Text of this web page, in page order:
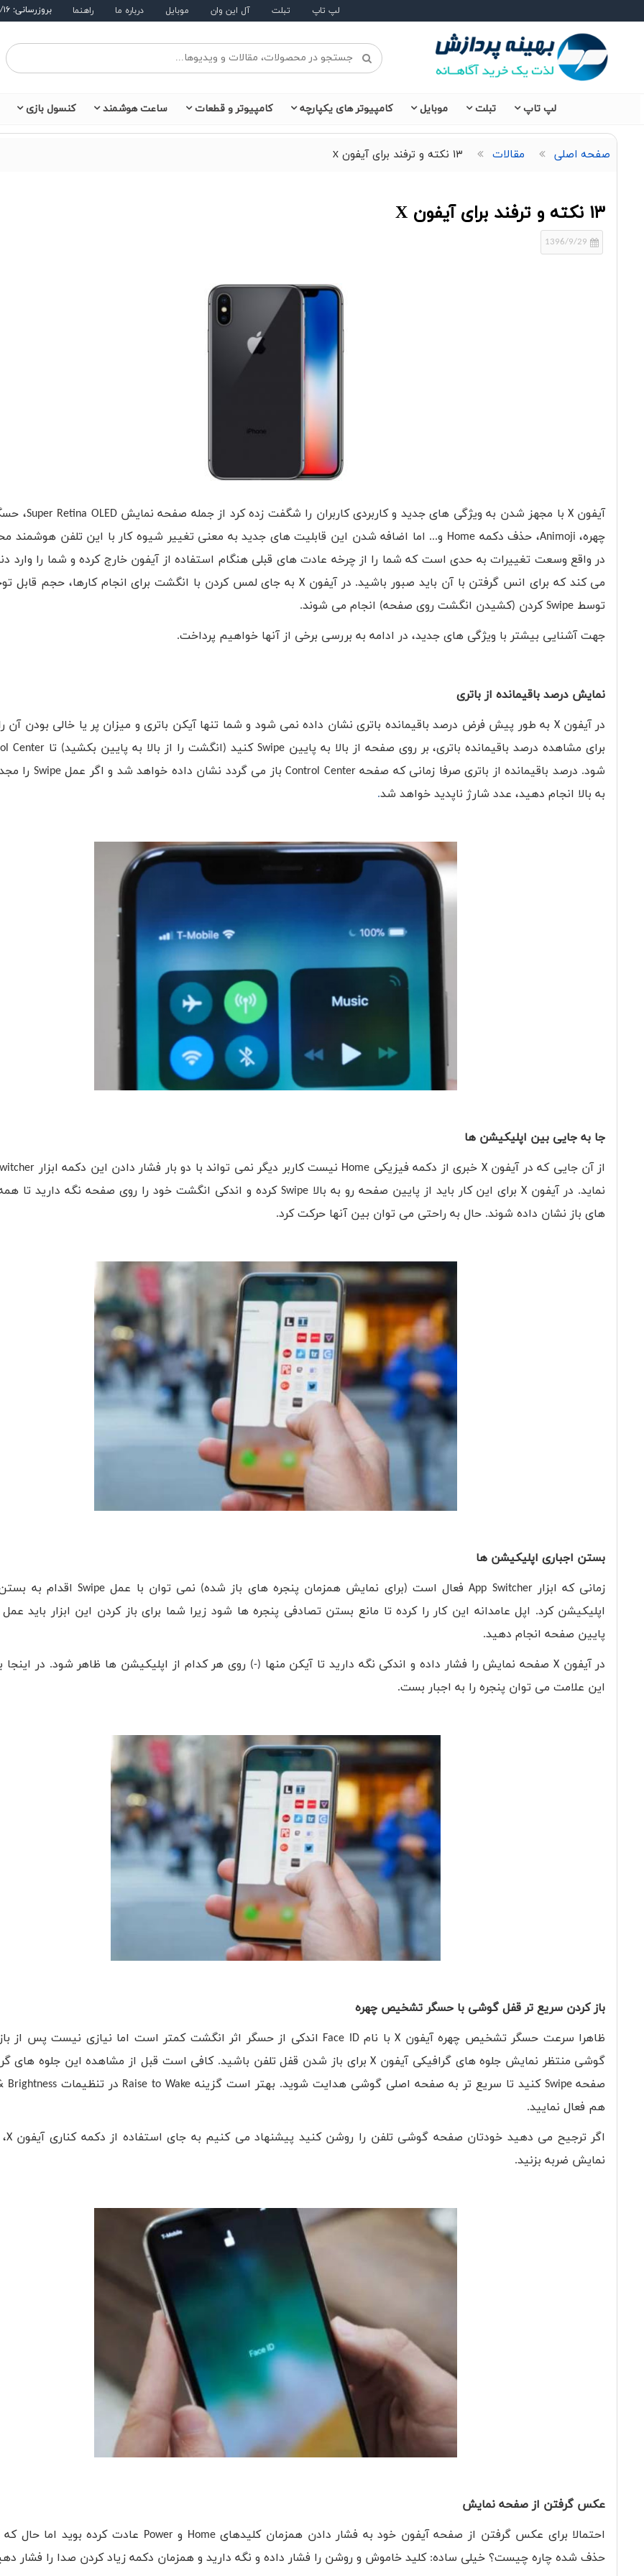
لپ تاپ تبلت آل این وان موبایل درباره ما راهنما بروزرسانی: ۱۴۰۵/۵/۱۶
لپ تاپ تبلت موبایل کامپیوتر های یکپارچه کامپیوتر و قطعات ساعت هوشمند کنسول بازی
صفحه اصلی مقالات ۱۳ نکته و ترفند برای آیفون X
۱۳ نکته و ترفند برای آیفون X
1396/9/29
آیفونX با مجهز شدن به ویژگی های جدید و کاربردی کاربران را شگفت زده کرد از جمله صفحه نمایشSuper Retina OLED،
چهره، Animoji، حذف دکمه Home و... اما اضافه شدن این قابلیت های جدید به معنی تغییر شیوه کار با این تلفن هوشمند
در واقع وسعت تغییرات به حدی است که شما را از چرخه عادت های قبلی هنگام استفاده از آیفون خارج کرده و شما را وارد
می کند که برای انس گرفتن با آن باید صبور باشید. در آیفون Xبه جای لمس کردن با انگشت برای انجام کارها، حجم قابل
توسط Swipeکردن (کشیدن انگشت روی صفحه) انجام می شوند.
جهت آشنایی بیشتر با ویژگی های جدید، در ادامه به بررسی برخی از آنها خواهیم پرداخت.
نمایش درصد باقیمانده از باتری
در آیفونX به طور پیش فرض درصد باقیمانده باتری نشان داده نمی شود و شما تنها آیکن باتری و میزان پر یا خالی بودن آن
برای مشاهده درصد باقیمانده باتری، بر روی صفحه از بالا به پایینSwipe کنید (انگشت را از بالا به پایین بکشید) تاCenter
شود. درصد باقیمانده از باتری صرفا زمانی که صفحهControl Centerباز می گردد نشان داده خواهد شد و اگر عملSwipe را
به بالا انجام دهید، عدد شارژ ناپدید خواهد شد.
جا به جایی بین اپلیکیشن ها
از آن جایی که در آیفونX خبری از دکمه فیزیکی Home نیست کاربر دیگر نمی تواند با دو بار فشار دادن این دکمه ابزار
نماید. در آیفون Xبرای این کار باید از پایین صفحه رو به بالاSwipe کرده و اندکی انگشت خود را روی صفحه نگه دارید تا
های باز نشان داده شوند. حال به راحتی می توان بین آنها حرکت کرد.
بستن اجباری اپلیکیشن ها
زمانی که ابزارApp Switcherفعال است (برای نمایش همزمان پنجره های باز شده) نمی توان با عمل Swipeاقدام به
اپلیکیشن کرد. اپل عامدانه این کار را کرده تا مانع بستن تصادفی پنجره ها شود زیرا شما برای باز کردن این ابزار باید عمل
پایین صفحه انجام دهید.
در آیفونX صفحه نمایش را فشار داده و اندکی نگه دارید تا آیکن منها (-) روی هر کدام از اپلیکیشن ها ظاهر شود. در اینجا
این علامت می توان پنجره را به اجبار بست.
باز کردن سریع تر قفل گوشی با حسگر تشخیص چهره
ظاهرا سرعت حسگر تشخیص چهره آیفون Xبا نامFace ID اندکی از حسگر اثر انگشت کمتر است اما نیازی نیست پس از
گوشی منتظر نمایش جلوه های گرافیکی آیفون Xبرای باز شدن قفل تلفن باشید. کافی است قبل از مشاهده این جلوه های
صفحهSwipe کنید تا سریع تر به صفحه اصلی گوشی هدایت شوید. بهتر است گزینه Raise to Wake در تنظیماتBrightness
هم فعال نمایید.
اگر ترجیح می دهید خودتان صفحه گوشی تلفن را روشن کنید پیشنهاد می کنیم به جای استفاده از دکمه کناری آیفونX
نمایش ضربه بزنید.
عکس گرفتن از صفحه نمایش
احتمالا برای عکس گرفتن از صفحه آیفون خود به فشار دادن همزمان کلیدهایHome وPower عادت کرده بوید اما حال
حذف شده چاره چیست؟ خیلی ساده: کلید خاموش و روشن را فشار داده و نگه دارید و همزمان دکمه زیاد کردن صدا را فشار